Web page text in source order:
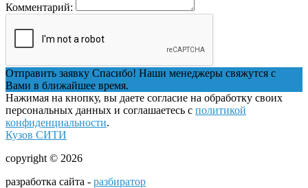
Комментарий:
Отправить заявку Спасибо! Наши менеджеры свяжутся с
Вами в ближайшее время.
Нажимая на кнопку, вы даете согласие на обработку своих
персональных данных и соглашаетесь с политикой
конфиденциальности.
Кузов СИТИ
copyright © 2026
разработка сайта - разбиратор